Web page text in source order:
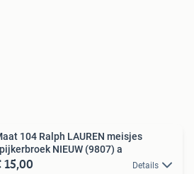
104 Ralph LAUREN meisjes
NIEUW (9807) a
15,00 Details